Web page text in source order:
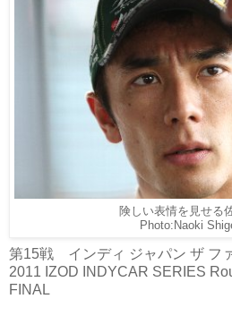
険しい表情を見せる
Photo:Naoki
第15戦 インディ ジャパン ザ フ
2011 IZOD INDYCAR SERIES
FINAL